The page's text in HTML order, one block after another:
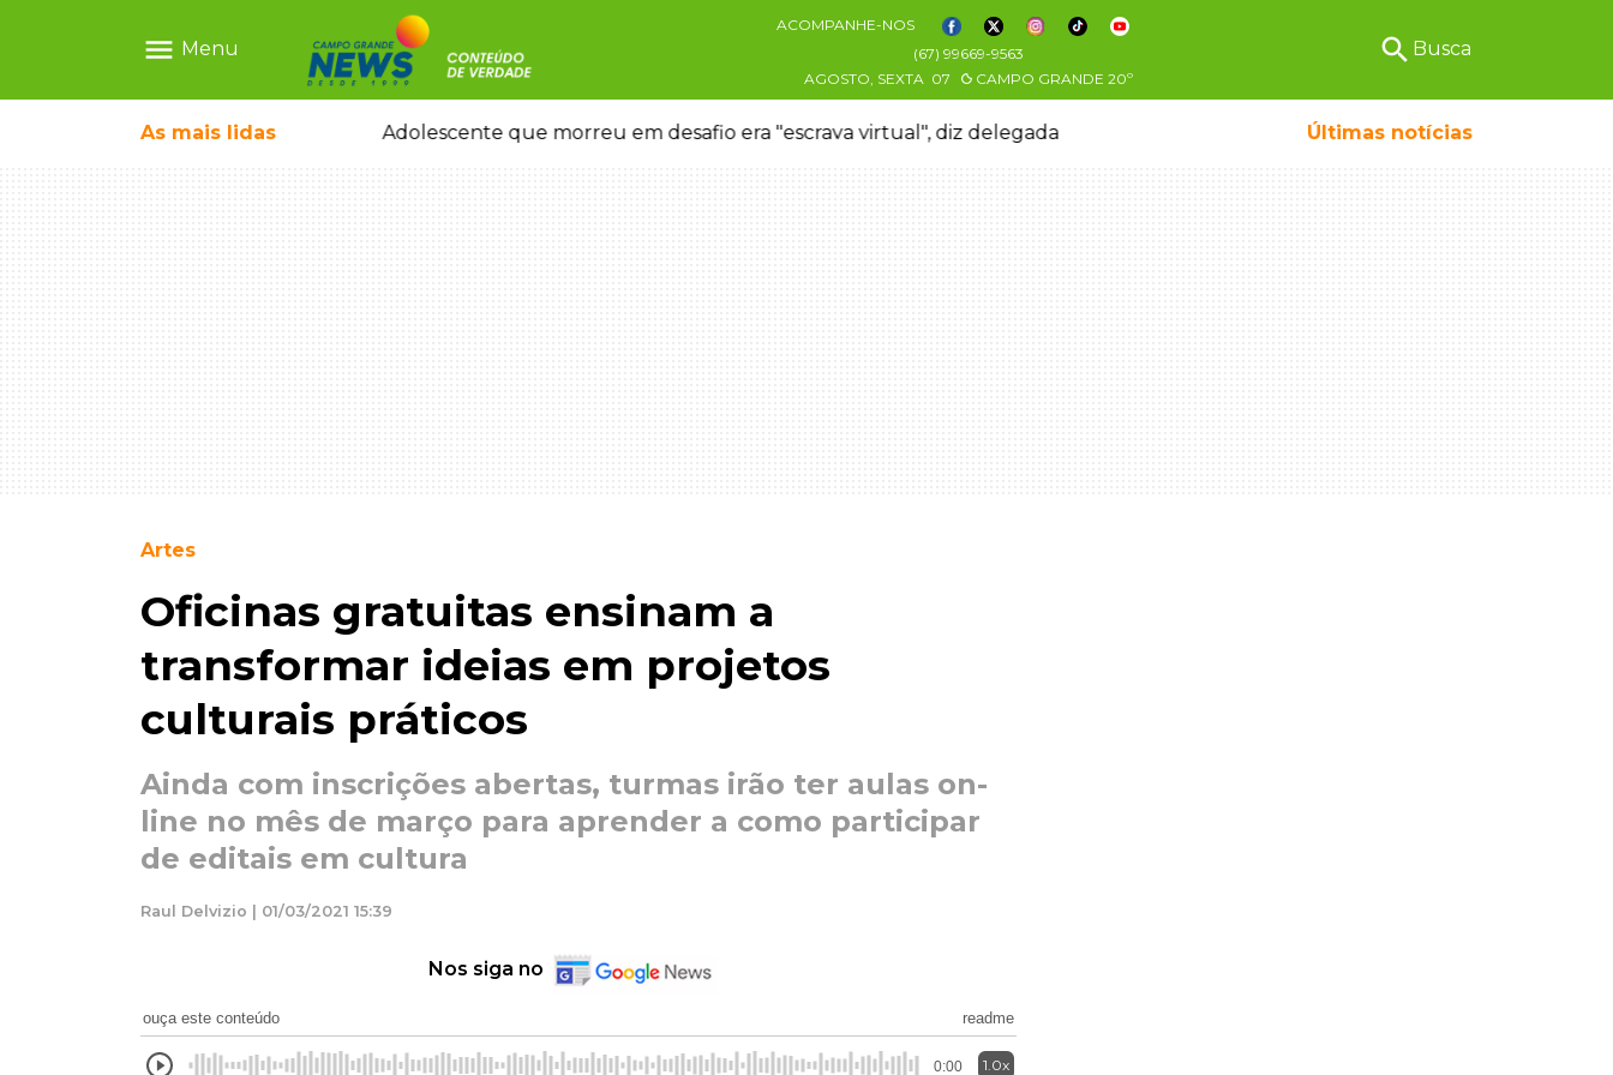
menu Menu
ACOMPANHE-NOS
(67) 99669-9563
AGOSTO, SEXTA 07 CAMPO GRANDE 20º
search Busca
As mais lidas
em caminhão estacionado Adolescente que morreu em desafio era "escrava virtual", diz delegada Últimas notícias
Artes
Oficinas gratuitas ensinam a
transformar ideias em projetos
culturais práticos
Ainda com inscrições abertas, turmas irão ter aulas on-
line no mês de março para aprender a como participar
de editais em cultura
Raul Delvizio | 01/03/2021 15:39
Nos siga no
ouça este conteúdo readme
0:00 1.0x